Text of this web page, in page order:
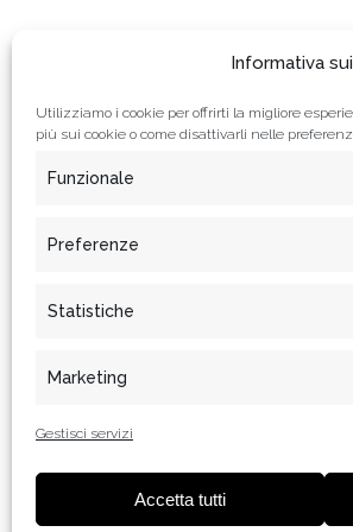
Informativa
Utilizziamo i cookie per offrirti la migliore
più sui cookie o come disattivarli nelle
Funzionale
Preferenze
Statistiche
Marketing
Gestisci servizi
Accetta tutti